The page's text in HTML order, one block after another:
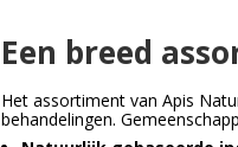
Een breed
Het assortiment van Apis
behandelingen.